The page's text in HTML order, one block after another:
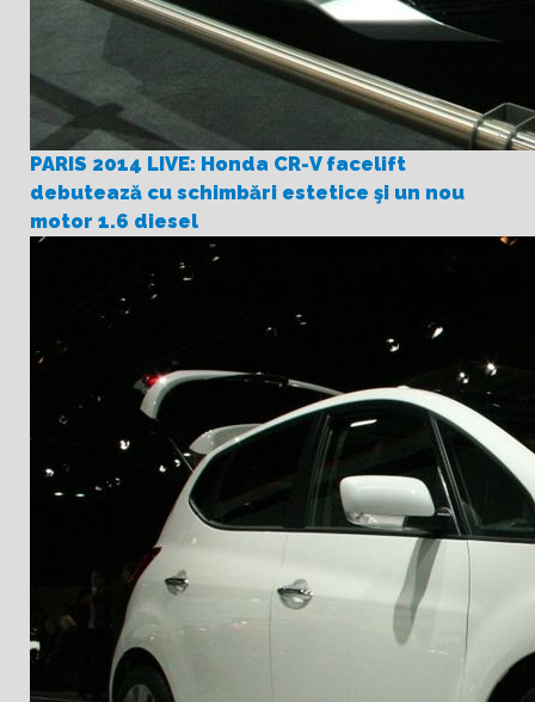
PARIS 2014 LIVE: Honda CR-V facelift
debutează cu schimbări estetice şi un nou
motor 1.6 diesel